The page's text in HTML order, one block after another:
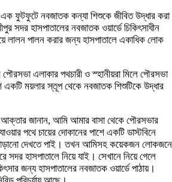
এক ফুটফুটে নবজাতক কন্যা শিশুকে জীবিত উদ্ধার করা
সদর হাসপাতালের নবজাতক ওয়ার্ডে চিকিৎসাধীন
লালন পালন করার জন্য হাসপাতালে একাধিক লোক
এলাকার পথচারী ও স্হানীয়রা মিলে পৌরসভা
একটি ময়লার স্তূপ থেকে নবজাতক শিশুটিকে উদ্ধার
জানান, আমি আমার বাসা থেকে পৌরসভার
পথে চায়ের দোকানের পাশে একটি ডাস্টবিনে
দেখতে পাই। তখন আমিসহ কয়েকজন লোকজনে
সদর হাসপাতালে নিয়ে যাই। সেখানে নিয়ে গেলে
জন্য হাসপাতালের নবজাতক ওয়ার্ডে পাঠায়।